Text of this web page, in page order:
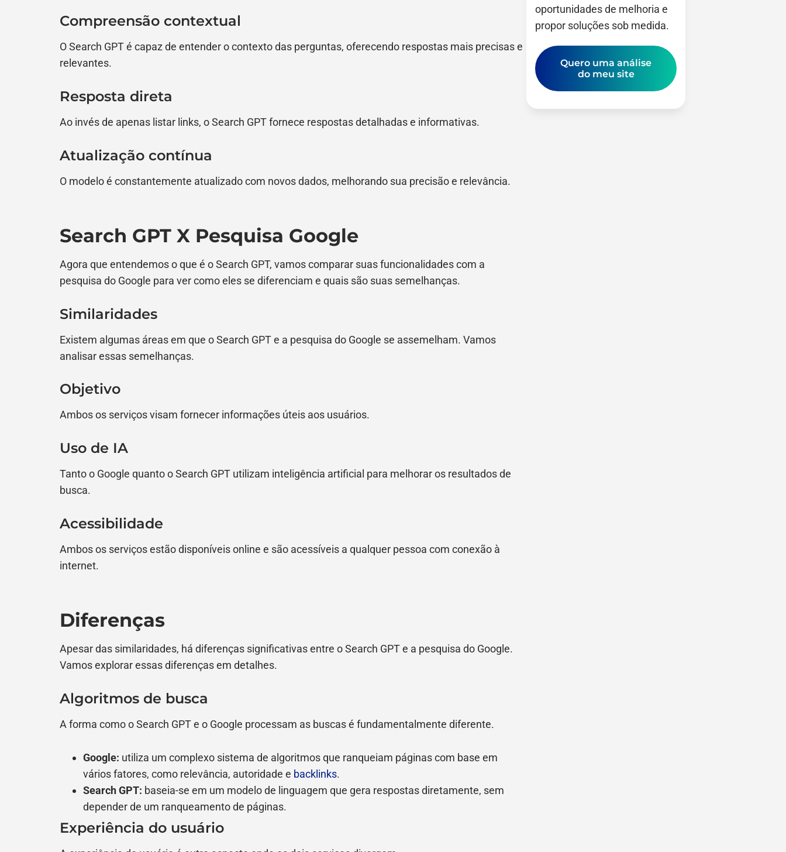
Compreensão contextual
O Search GPT é capaz de entender o contexto das perguntas, oferecendo respostas mais precisas e
relevantes.
Resposta direta
Ao invés de apenas listar links, o Search GPT fornece respostas detalhadas e informativas.
Atualização contínua
O modelo é constantemente atualizado com novos dados, melhorando sua precisão e relevância.
Search GPT X Pesquisa Google
Agora que entendemos o que é o Search GPT, vamos comparar suas funcionalidades com a
pesquisa do Google para ver como eles se diferenciam e quais são suas semelhanças.
Similaridades
Existem algumas áreas em que o Search GPT e a pesquisa do Google se assemelham. Vamos
analisar essas semelhanças.
Objetivo
Ambos os serviços visam fornecer informações úteis aos usuários.
Uso de IA
Tanto o Google quanto o Search GPT utilizam inteligência artificial para melhorar os resultados de
busca.
Acessibilidade
Ambos os serviços estão disponíveis online e são acessíveis a qualquer pessoa com conexão à
internet.
Diferenças
Apesar das similaridades, há diferenças significativas entre o Search GPT e a pesquisa do Google.
Vamos explorar essas diferenças em detalhes.
Algoritmos de busca
A forma como o Search GPT e o Google processam as buscas é fundamentalmente diferente.
Google: utiliza um complexo sistema de algoritmos que ranqueiam páginas com base em
vários fatores, como relevância, autoridade e backlinks.
Search GPT: baseia-se em um modelo de linguagem que gera respostas diretamente, sem
depender de um ranqueamento de páginas.
Experiência do usuário
oportunidades de melhoria e
propor soluções sob medida.
Quero uma análise
do meu site